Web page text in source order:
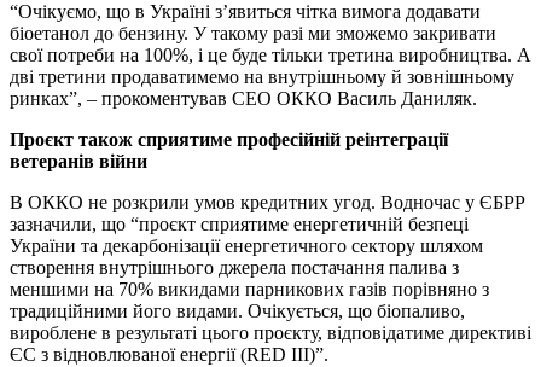
“Очікуємо, що в Україні з’явиться чітка вимога додавати
біоетанол до бензину. У такому разі ми зможемо закривати
свої потреби на 100%, і це буде тільки третина виробництва. А
дві третини продаватимемо на внутрішньому й зовнішньому
ринках”, – прокоментував СЕО ОККО Василь Даниляк.
Проєкт також сприятиме професійній реінтеграції
ветеранів війни
В ОККО не розкрили умов кредитних угод. Водночас у ЄБРР
зазначили, що “проєкт сприятиме енергетичній безпеці
України та декарбонізації енергетичного сектору шляхом
створення внутрішнього джерела постачання палива з
меншими на 70% викидами парникових газів порівняно з
традиційними його видами. Очікується, що біопаливо,
вироблене в результаті цього проєкту, відповідатиме директиві
ЄС з відновлюваної енергії (RED III)”.